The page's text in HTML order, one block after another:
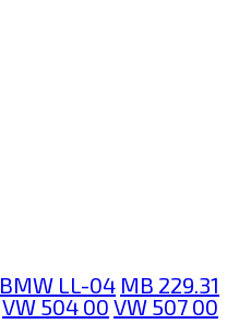
BMW LL-04 MB 229.31
VW 504 00 VW 507 00